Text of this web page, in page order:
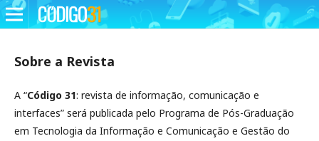
Sobre a Revista
A “Código 31: revista de informação, comunicação e
interfaces” será publicada pelo Programa de Pós-Graduação
em Tecnologia da Informação e Comunicação e Gestão do